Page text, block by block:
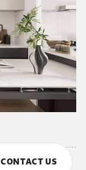
CONTACT US